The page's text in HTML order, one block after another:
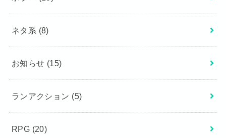
ネタ系 (8)
お知らせ (15)
ランアクション (5)
RPG (20)